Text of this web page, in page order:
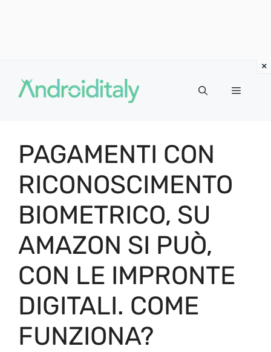
contenuto
MENU
PAGAMENTI CON
RICONOSCIMENTO
BIOMETRICO, SU
AMAZON SI PUÒ,
CON LE IMPRONTE
DIGITALI. COME
FUNZIONA?